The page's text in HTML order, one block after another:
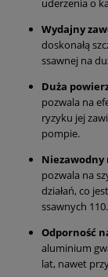
uderzenia o
Wydajny
doskonałą
ssawnej na
Duża
pozwala na
ryzyku jej
pompie.
Niezawodny
pozwala na
działań, co
ssawnych 110.
Odporność
aluminium
lat, nawet